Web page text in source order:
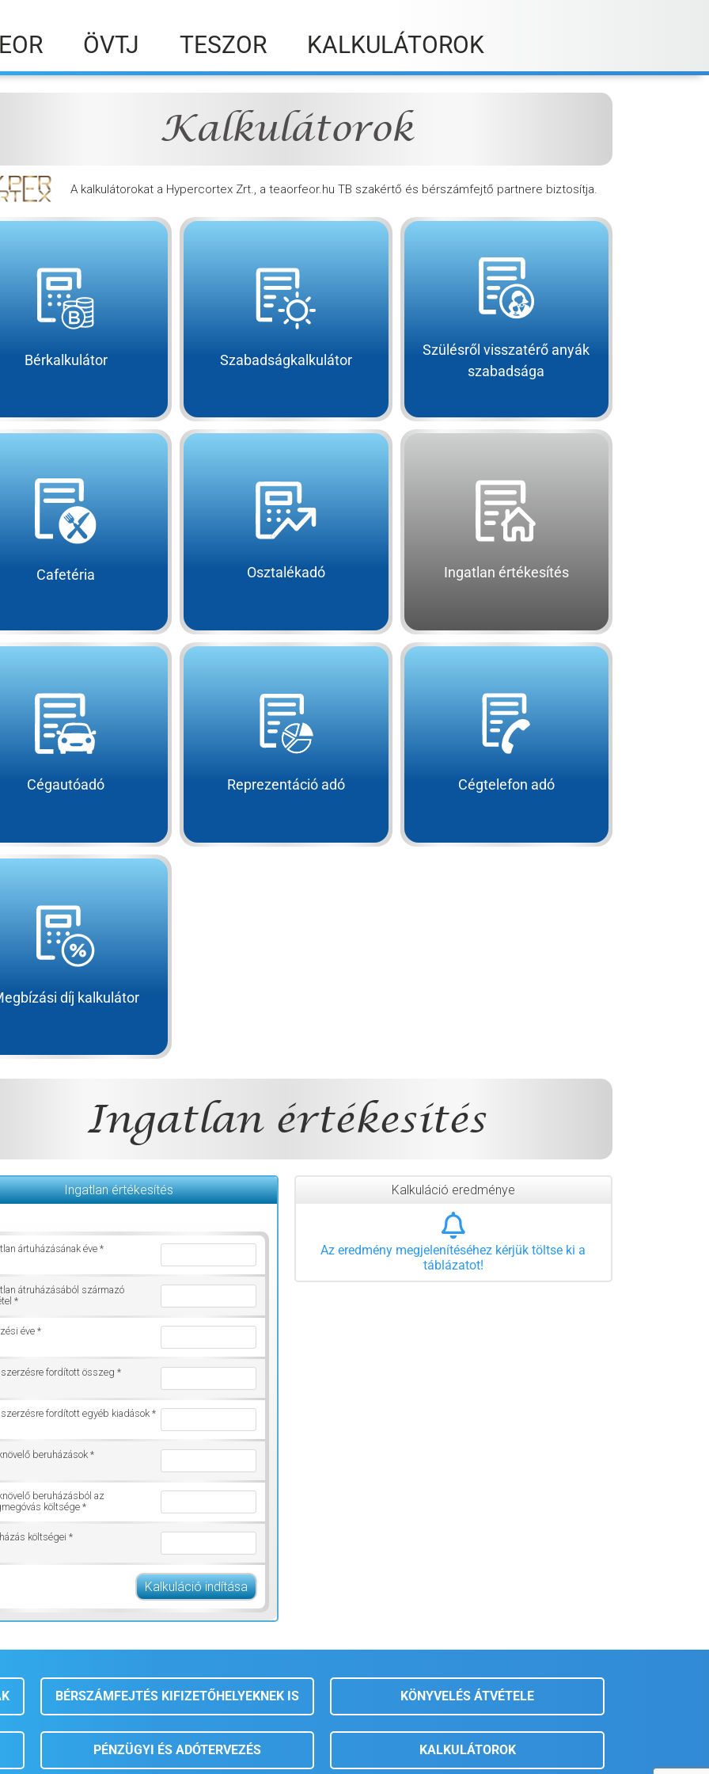
ÖVTJ TESZOR KALKULÁTOROK
Kalkulátorok
A kalkulátorokat a Hypercortex Zrt., a teaorfeor.hu TB szakértő és bérszámfejtő partnere biztosítja.
Bérkalkulátor Szabadságkalkulátor
Szülésről visszatérő anyák
szabadsága
Cafetéria Osztalékadó Ingatlan értékesítés
Cégautóadó Reprezentáció adó Cégtelefon adó
díj kalkulátor
Ingatlan értékesítés
Ingatlan értékesítés
ártuházásának éve *
átruházásából származó
*
éve *
fordított összeg *
fordított egyéb kiadások *
beruházások *
beruházásból az
költsége *
költségei *
Kalkuláció indítása
Kalkuláció eredménye
Az eredmény megjelenítéséhez kérjük töltse ki a
táblázatot!
BÉRSZÁMFEJTÉS KIFIZETŐHELYEKNEK IS KÖNYVELÉS ÁTVÉTELE
PÉNZÜGYI ÉS ADÓTERVEZÉS KALKULÁTOROK